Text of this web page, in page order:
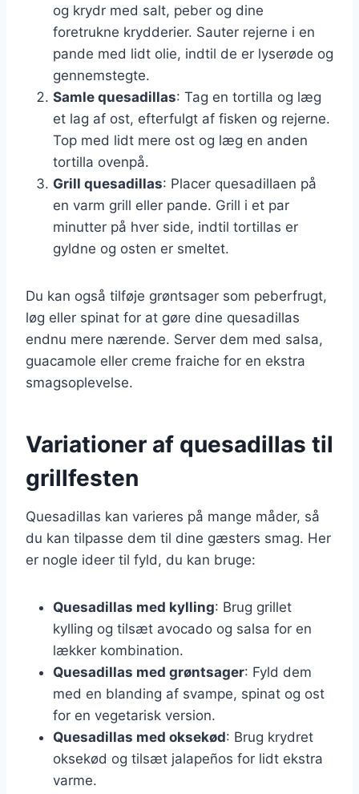
og krydr med salt, peber og dine
foretrukne krydderier. Sauter rejerne i en
pande med lidt olie, indtil de er lyserøde og
gennemstegte.
Samle quesadillas: Tag en tortilla og læg
et lag af ost, efterfulgt af fisken og rejerne.
Top med lidt mere ost og læg en anden
tortilla ovenpå.
Grill quesadillas: Placer quesadillaen på
en varm grill eller pande. Grill i et par
minutter på hver side, indtil tortillas er
gyldne og osten er smeltet.
Du kan også tilføje grøntsager som peberfrugt,
løg eller spinat for at gøre dine quesadillas
endnu mere nærende. Server dem med salsa,
guacamole eller creme fraiche for en ekstra
smagsoplevelse.
Variationer af quesadillas til
grillfesten
Quesadillas kan varieres på mange måder, så
du kan tilpasse dem til dine gæsters smag. Her
er nogle ideer til fyld, du kan bruge:
Quesadillas med kylling: Brug grillet
kylling og tilsæt avocado og salsa for en
lækker kombination.
Quesadillas med grøntsager: Fyld dem
med en blanding af svampe, spinat og ost
for en vegetarisk version.
Quesadillas med oksekød: Brug krydret
oksekød og tilsæt jalapeños for lidt ekstra
varme.